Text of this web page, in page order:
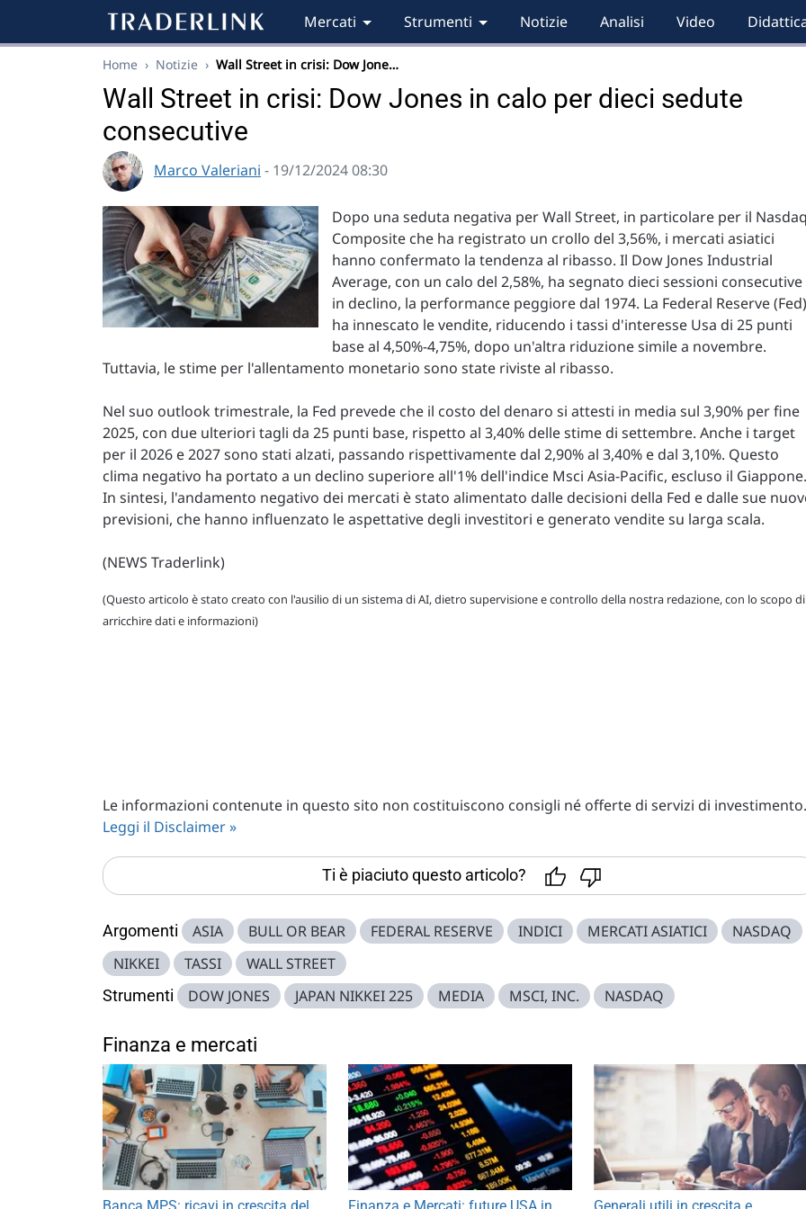
Mercati Strumenti Notizie Analisi Video
Home › Notizie › Wall Street in crisi: Dow Jone…
Wall Street in crisi: Dow Jones in calo per dieci sedute
consecutive
Marco Valeriani - 19/12/2024 08:30
Dopo una seduta negativa per Wall Street, in particolare per il Nasdaq
Composite che ha registrato un crollo del 3,56%, i mercati asiatici
hanno confermato la tendenza al ribasso. Il Dow Jones Industrial
Average, con un calo del 2,58%, ha segnato dieci sessioni consecutive
in declino, la performance peggiore dal 1974. La Federal Reserve (Fed)
ha innescato le vendite, riducendo i tassi d'interesse Usa di 25 punti
base al 4,50%-4,75%, dopo un'altra riduzione simile a novembre.
Tuttavia, le stime per l'allentamento monetario sono state riviste al ribasso.
Nel suo outlook trimestrale, la Fed prevede che il costo del denaro si attesti in media sul 3,90% per fine
2025, con due ulteriori tagli da 25 punti base, rispetto al 3,40% delle stime di settembre. Anche i target
per il 2026 e 2027 sono stati alzati, passando rispettivamente dal 2,90% al 3,40% e dal 3,10%. Questo
clima negativo ha portato a un declino superiore all'1% dell'indice Msci Asia-Pacific, escluso il Giappone.
In sintesi, l'andamento negativo dei mercati è stato alimentato dalle decisioni della Fed e dalle sue
previsioni, che hanno influenzato le aspettative degli investitori e generato vendite su larga scala.
(NEWS Traderlink)
(Questo articolo è stato creato con l'ausilio di un sistema di AI, dietro supervisione e controllo della nostra redazione, con lo scopo di
arricchire dati e informazioni)
Le informazioni contenute in questo sito non costituiscono consigli né offerte di servizi di investimento.
Leggi il Disclaimer »
Ti è piaciuto questo articolo?
Argomenti ASIA BULL OR BEAR FEDERAL RESERVE INDICI MERCATI ASIATICI
NASDAQ
NIKKEI
TASSI WALL STREET
Strumenti DOW JONES JAPAN NIKKEI 225 MEDIA MSCI, INC. NASDAQ
Finanza e mercati